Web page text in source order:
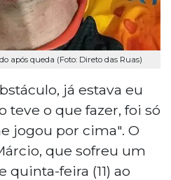
após queda (Foto: Direto das Ruas)
já estava eu
teve o que fazer, foi só
jogou por cima". O
que sofreu um
feira (11) ao